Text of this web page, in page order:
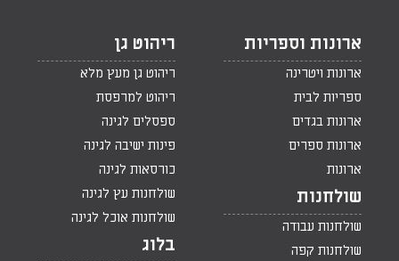
ארונות וספריות
ארונות ויטרינה
ספריות לבית
ארונות בגדים
ארונות ספרים
ארונות
שולחנות
שולחנות עבודה
שולחנות קפה
ריהוט גן
ריהוט גן מעץ מלא
ריהוט למרפסת
ספסלים לגינה
פינות ישיבה לגינה
כורסאות לגינה
שולחנות עץ לגינה
שולחנות אוכל לגינה
בלוג